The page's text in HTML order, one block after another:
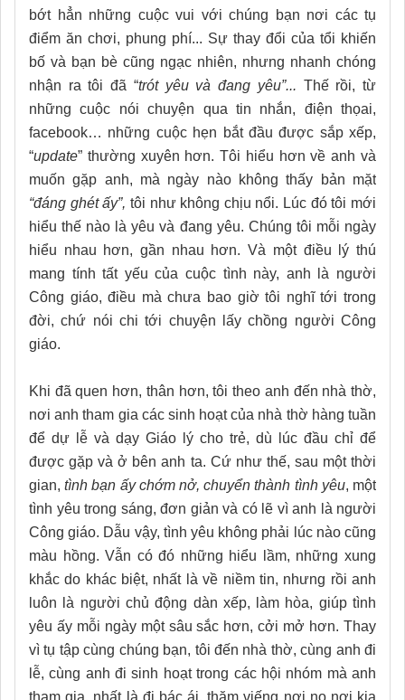
bớt hẳn những cuộc vui với chúng bạn nơi các tụ
điểm ăn chơi, phung phí... Sự thay đổi của tổi khiến
bố và bạn bè cũng ngạc nhiên, nhưng nhanh chóng
nhận ra tôi đã “trót yêu và đang yêu”... Thế rồi, từ
những cuộc nói chuyện qua tin nhắn, điện thọai,
facebook… những cuộc hẹn bắt đầu được sắp xếp,
“update” thường xuyên hơn. Tôi hiểu hơn về anh và
muốn gặp anh, mà ngày nào không thấy bản mặt
“đáng ghét ấy”, tôi như không chịu nổi. Lúc đó tôi mới
hiểu thế nào là yêu và đang yêu. Chúng tôi mỗi ngày
hiểu nhau hơn, gần nhau hơn. Và một điều lý thú
mang tính tất yếu của cuộc tình này, anh là người
Công giáo, điều mà chưa bao giờ tôi nghĩ tới trong
đời, chứ nói chi tới chuyện lấy chồng người Công
giáo.
Khi đã quen hơn, thân hơn, tôi theo anh đến nhà thờ,
nơi anh tham gia các sinh hoạt của nhà thờ hàng tuần
để dự lễ và dạy Giáo lý cho trẻ, dù lúc đầu chỉ để
được gặp và ở bên anh ta. Cứ như thế, sau một thời
gian,tình bạn ấy chớm nở, chuyển thành tình yêu, một
tình yêu trong sáng, đơn giản và có lẽ vì anh là người
Công giáo. Dẫu vậy, tình yêu không phải lúc nào cũng
màu hồng. Vẫn có đó những hiểu lầm, những xung
khắc do khác biệt, nhất là về niềm tin, nhưng rồi anh
luôn là người chủ động dàn xếp, làm hòa, giúp tình
yêu ấy mỗi ngày một sâu sắc hơn, cởi mở hơn. Thay
vì tụ tập cùng chúng bạn, tôi đến nhà thờ, cùng anh đi
lễ, cùng anh đi sinh hoạt trong các hội nhóm mà anh
tham gia, nhất là đi bác ái, thăm viếng nơi nọ nơi kia